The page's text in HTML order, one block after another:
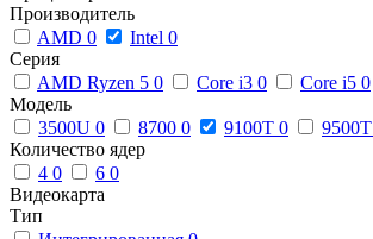
Производитель
AMD 0 Intel 0
Серия
AMD Ryzen 5 0 Core i3 0 Core i5 0
Модель
3500U 0 8700 0 9100T 0 9500T
Количество ядер
4 0 6 0
Видеокарта
Тип